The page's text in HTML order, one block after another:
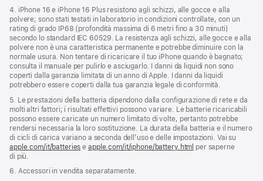
4. iPhone 16 e iPhone 16 Plus resistono agli schizzi, alle gocce e alla
polvere; sono stati testati in laboratorio in condizioni controllate, con un
rating di grado IP68 (profondità massima di 6 metri fino a 30 minuti)
secondo lo standard IEC 60529. La resistenza agli schizzi, alle gocce e alla
polvere non è una caratteristica permanente e potrebbe diminuire con la
normale usura. Non tentare di ricaricare il tuo iPhone quando è bagnato;
consulta il manuale per pulirlo e asciugarlo. I danni da liquidi non sono
coperti dalla garanzia limitata di un anno di Apple. I danni da liquidi
potrebbero essere coperti dalla tua garanzia legale di conformità.
5. Le prestazioni della batteria dipendono dalla configurazione di rete e da
molti altri fattori; i risultati effettivi possono variare. Le batterie ricaricabili
possono essere caricate un numero limitato di volte, pertanto potrebbe
rendersi necessaria la loro sostituzione. La durata della batteria e il numero
di cicli di carica variano a seconda dell’uso e delle impostazioni. Vai su
apple.com/it/batteries eapple.com/it/iphone/battery.html per saperne
di più.
6. Accessori in vendita separatamente.